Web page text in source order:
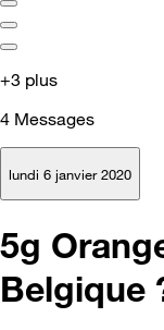
+3 plus
4 Messages
lundi 6 janvier 2020
5g
Belgique